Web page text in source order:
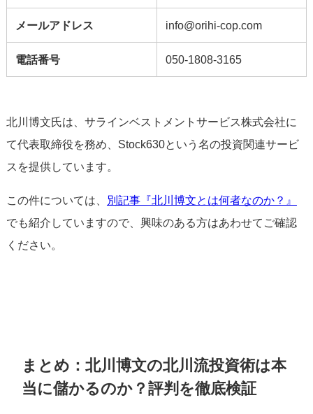
メールアドレス info@orihi-cop.com
電話番号 050-1808-3165
北川博文氏は、サラインベストメントサービス株式会社に
て代表取締役を務め、Stock630という名の投資関連サービ
スを提供しています。
この件については、
別記事『北川博文とは何者なのか？』
でも紹介していますので、興味のある方はあわせてご確認
ください。
まとめ：北川博文の北川流投資術は本
当に儲かるのか？評判を徹底検証